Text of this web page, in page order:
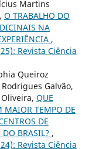
Martins
O TRABALHO DO
NA
,
Revista Ciência
Queiroz
Galvão,
QUE
MAIOR TEMPO DE
DE
DO BRASIL? ,
Revista Ciência